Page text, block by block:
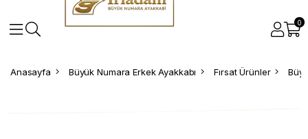
0
Anasayfa Büyük Numara Erkek Ayakkabı Fırsat Ürünler